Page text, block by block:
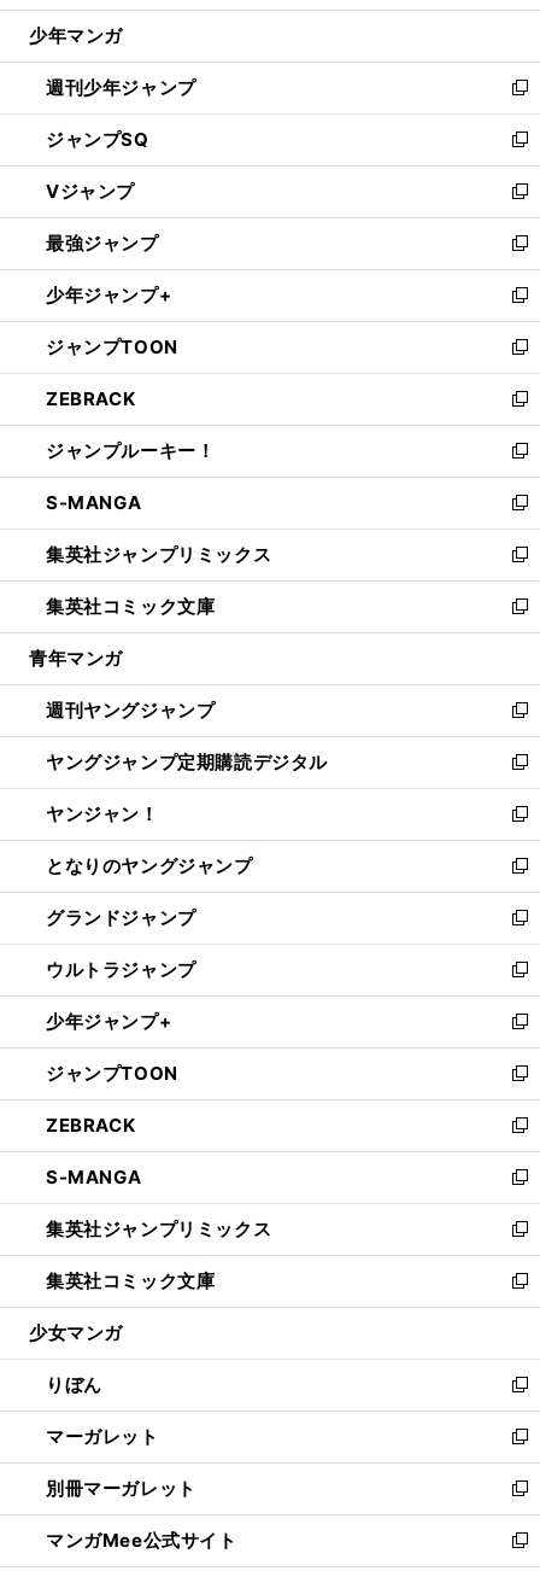
ウ
開
く
少年マンガ
週刊少年ジャンプ
新
し
い
ウ
ィ
ン
ド
ウ
で
開
く
ジャンプSQ
新
し
い
ウ
ィ
ン
ド
ウ
で
開
く
Vジャンプ
新
し
い
ウ
ィ
ン
ド
ウ
で
開
く
最強ジャンプ
新
し
い
ウ
ィ
ン
ド
ウ
で
開
く
少年ジャンプ+
新
し
い
ウ
ィ
ン
ド
ウ
で
開
く
ジャンプTOON
新
し
い
ウ
ィ
ン
ド
ウ
で
開
く
ZEBRACK
新
し
い
ウ
ィ
ン
ド
ウ
で
開
ジャンプルーキー！
新
し
い
ウ
ィ
ン
ド
ウ
開
く
S-MANGA
新
し
い
ウ
ィ
ン
ウ
で
開
く
集英社ジャンプリミックス
新
し
い
ウ
ン
ド
ウ
で
開
く
集英社コミック文庫
新
し
ウ
ィ
ン
ド
ウ
で
開
く
青年マンガ
週刊ヤングジャンプ
新
し
い
ウ
ィ
ン
ド
ウ
で
開
く
ヤングジャンプ定期購読デジタル
新
し
い
ウ
ィ
ン
ド
ウ
で
開
く
ヤンジャン！
新
し
い
ウ
ィ
ン
ド
ウ
で
開
く
となりのヤングジャンプ
新
し
い
ウ
ィ
ン
ド
ウ
で
開
く
グランドジャンプ
新
し
い
ウ
ィ
ン
ド
ウ
で
開
く
ウルトラジャンプ
新
し
い
ウ
ィ
ン
ド
ウ
で
開
く
少年ジャンプ+
新
し
い
ウ
ィ
ン
ド
ウ
で
開
く
ジャンプTOON
新
し
い
ウ
ィ
ン
ド
ウ
で
開
ZEBRACK
新
し
い
ウ
ィ
ン
ド
ウ
開
く
S-MANGA
新
し
い
ウ
ィ
ン
ウ
で
開
く
集英社ジャンプリミックス
新
し
い
ウ
ン
ド
ウ
で
開
く
集英社コミック文庫
新
し
ウ
ィ
ン
ド
ウ
で
開
く
少女マンガ
りぼん
新
し
い
ウ
ィ
ン
ド
マーガレット
新
し
い
ウ
ィ
別冊マーガレット
新
し
い
マンガMee公式サイト
新